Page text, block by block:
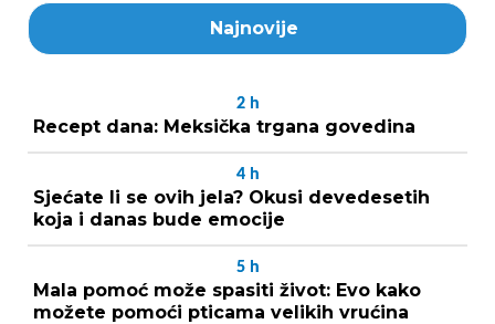
Najnovije
2 h
Recept dana: Meksička trgana govedina
4 h
Sjećate li se ovih jela? Okusi devedesetih
koja i danas bude emocije
5 h
Mala pomoć može spasiti život: Evo kako
možete pomoći pticama velikih vrućina